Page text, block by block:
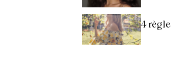
4